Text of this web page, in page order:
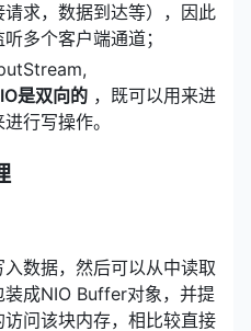
求，数据到达等），因此
多个客户端通道；
是双向的 ，既可以用来进
行写操作。
数据，然后可以从中读取
成NIO Buffer对象，并提
问该块内存，相比较直接